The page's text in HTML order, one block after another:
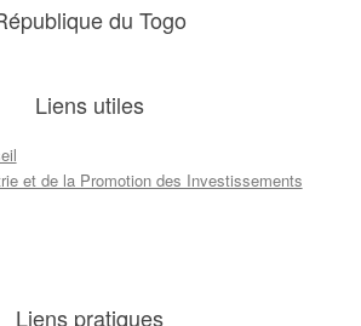
du Togo
Liens utiles
et de la Promotion des Investissements
Liens pratiques